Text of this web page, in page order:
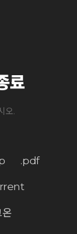
료
오.
.pdf
온